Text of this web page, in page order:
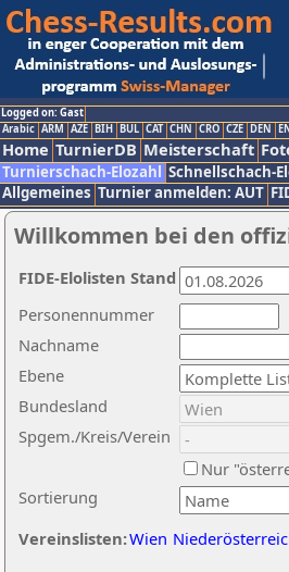
Logged on: Gast
Arabic ARM AZE BIH BUL CAT CHN CRO CZE DEN
Home TurnierDB Meisterschaft
Turnierschach-Elozahl Schnellschach-
Allgemeines Turnier anmelden: AUT
Willkommen bei den
Nachname
Ebene
Sortierung
Personennummer
Bundesland
Spgem./Kreis/Verein
Nur
Vereinslisten:Wien
FIDE-Elolisten Stand